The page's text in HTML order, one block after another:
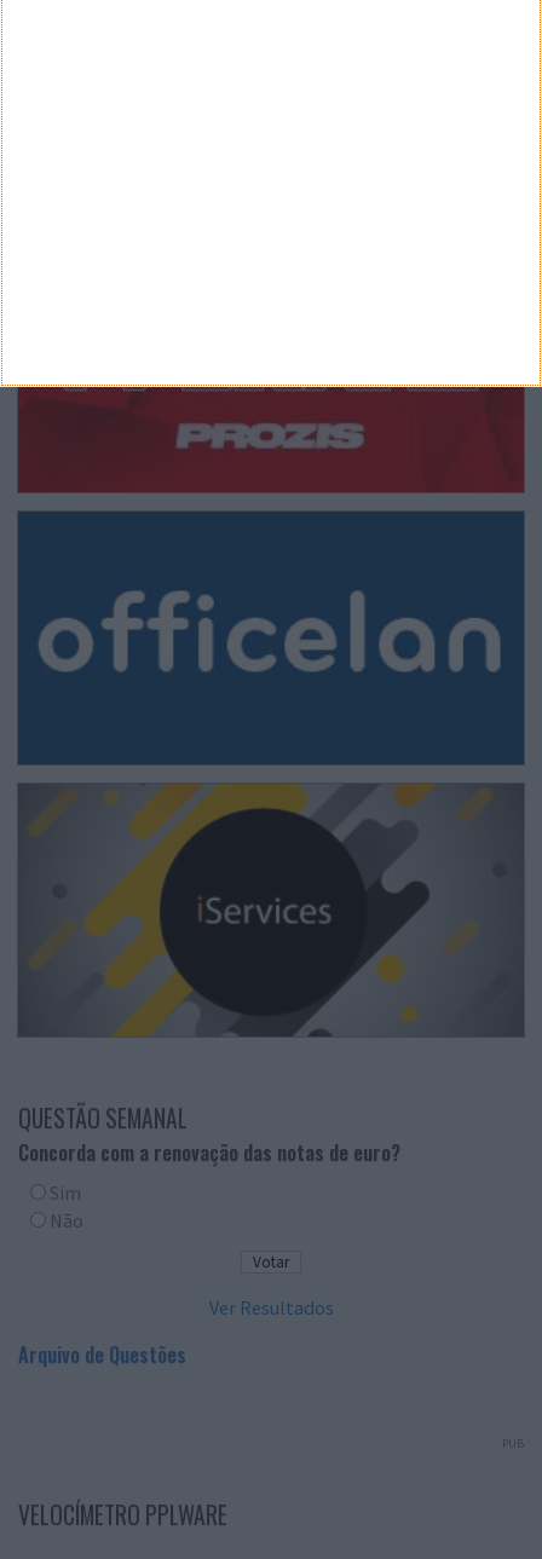
QUESTÃO SEMANAL
Concorda com a renovação das notas de euro?
Sim
Não
Ver Resultados
Arquivo de Questões
PUB
VELOCÍMETRO PPLWARE